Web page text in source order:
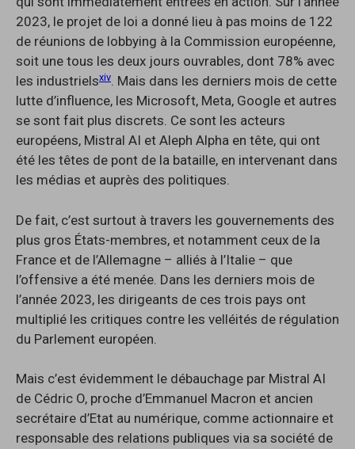
2023, le projet de loi a donné lieu à pas moins de 122
de réunions de lobbying à la Commission européenne,
soit une tous les deux jours ouvrables, dont 78% avec
les industrielsxiv. Mais dans les derniers mois de cette
lutte d’influence, les Microsoft, Meta, Google et autres
se sont fait plus discrets. Ce sont les acteurs
européens, Mistral AI et Aleph Alpha en tête, qui ont
été les têtes de pont de la bataille, en intervenant dans
les médias et auprès des politiques.
De fait, c’est surtout à travers les gouvernements des
plus gros États-membres, et notamment ceux de la
France et de l’Allemagne – alliés à l’Italie – que
l’offensive a été menée. Dans les derniers mois de
l’année 2023, les dirigeants de ces trois pays ont
multiplié les critiques contre les velléités de régulation
du Parlement européen.
Mais c’est évidemment le débauchage par Mistral AI
de Cédric O, proche d’Emmanuel Macron et ancien
secrétaire d’Etat au numérique, comme actionnaire et
responsable des relations publiques via sa société de